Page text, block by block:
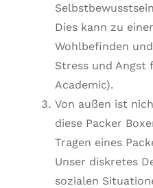
Dies kann zu
Wohlbefinden
Stress und Angst
Academic).
Von außen ist
diese Packer
Tragen eines
Unser diskretes
sozialen